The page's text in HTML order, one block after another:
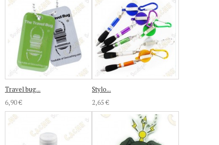
Travel bug...
6,90 €
Stylo...
2,65 €